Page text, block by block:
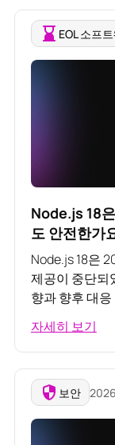
EOL 소프
Node.js 18
도 안전한가
Node.js 18은
제공이 중단되
향과 향후 대
자세히 보기
보안